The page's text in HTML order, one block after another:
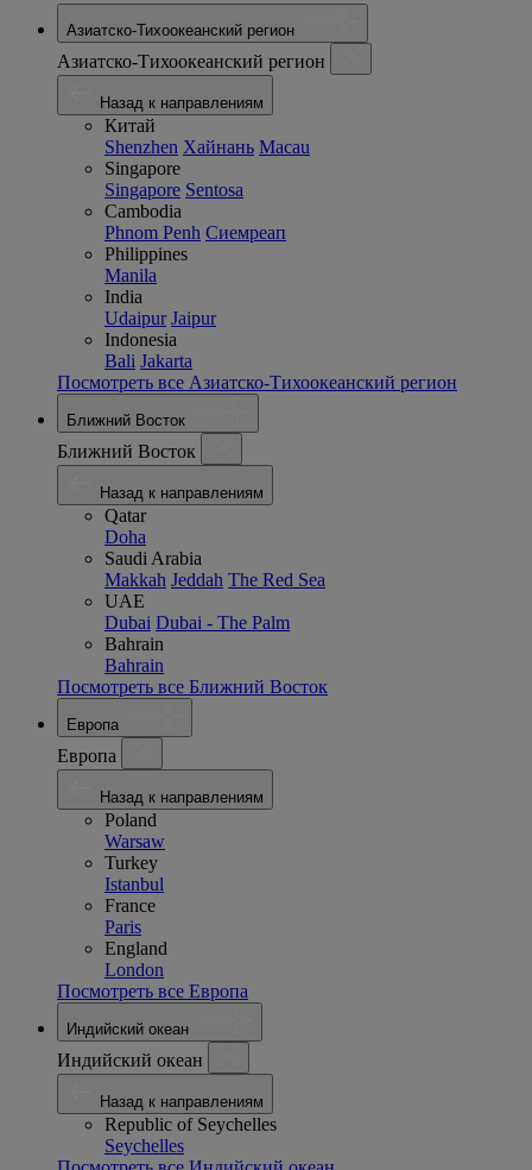
Азиатско-Тихоокеанский регион
Азиатско-Тихоокеанский регион
Назад к направлениям
Китай
Shenzhen Хайнань Macau
Singapore
Singapore Sentosa
Cambodia
Phnom Penh Сиемреап
Philippines
Manila
India
Udaipur Jaipur
Indonesia
Bali Jakarta
Посмотреть все Азиатско-Тихоокеанский регион
Ближний Восток
Ближний Восток
Назад к направлениям
Qatar
Doha
Saudi Arabia
Makkah Jeddah The Red Sea
UAE
Dubai Dubai - The Palm
Bahrain
Bahrain
Посмотреть все Ближний Восток
Европа
Европа
Назад к направлениям
Poland
Warsaw
Turkey
Istanbul
France
Paris
England
London
Посмотреть все Европа
Индийский океан
Индийский океан
Назад к направлениям
Republic of Seychelles
Seychelles